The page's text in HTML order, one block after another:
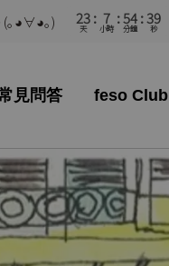
(｡◕∀◕｡) 23
天
7
小時
54
分鐘
37
秒
見問答 feso Club